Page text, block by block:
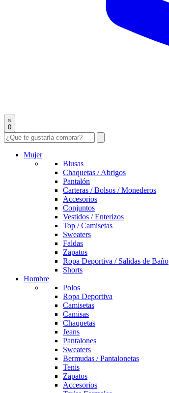
0
Mujer
Blusas
Chaquetas / Abrigos
Pantalón
Carteras / Bolsos / Monederos
Accesorios
Conjuntos
Vestidos / Enterizos
Top / Camisetas
Sweaters
Faldas
Zapatos
Ropa Deportiva / Salidas de Baño
Shorts
Hombre
Polos
Ropa Deportiva
Camisetas
Camisas
Chaquetas
Jeans
Pantalones
Sweaters
Bermudas / Pantalonetas
Tenis
Zapatos
Accesorios